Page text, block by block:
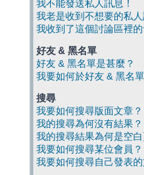
我不能發送私人訊息！
我老是收到不想要的私人
我收到了這個討論區裡
好友 & 黑名單
好友 & 黑名單是甚麼？
我要如何於好友 & 黑名
搜尋
我要如何搜尋版面文章？
我的搜尋為何沒有結果？
我的搜尋結果為何是空白
我要如何搜尋某位會員？
我要如何搜尋自己發表